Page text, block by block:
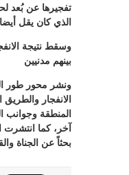
تفجيرها عن بُعد
الذي كان يقل
وسقط نتيجة
بينهم مدنيين
ونشر محور طور
الانفجار
المنطقة وجوانب
آخر، كما انتشرت
بحثاً عن الجناة